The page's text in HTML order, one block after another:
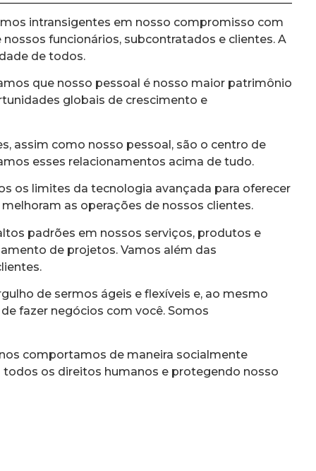
intransigentes em nosso compromisso com
nossos funcionários, subcontratados e clientes. A
de todos.
que nosso pessoal é nosso maior patrimônio
globais de crescimento e
assim como nosso pessoal, são o centro de
esses relacionamentos acima de tudo.
os limites da tecnologia avançada para oferecer
as operações de nossos clientes.
padrões em nossos serviços, produtos e
de projetos. Vamos além das
de sermos ágeis e flexíveis e, ao mesmo
fazer negócios com você. Somos
comportamos de maneira socialmente
todos os direitos humanos e protegendo nosso